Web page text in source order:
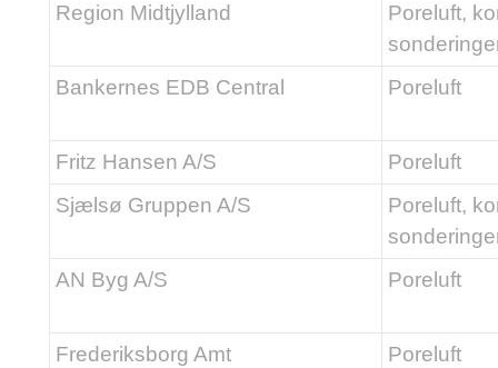
Region Midtjylland
Poreluft,
Bankernes EDB Central
Poreluft
Fritz Hansen A/S
Poreluft
Sjælsø Gruppen A/S
Poreluft,
AN Byg A/S
Poreluft
Frederiksborg Amt Poreluft